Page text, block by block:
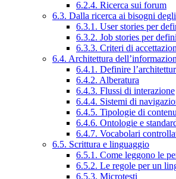
6.2.4. Ricerca sui forum
6.3. Dalla ricerca ai bisogni
6.3.1. User stories per
6.3.2. Job stories per
6.3.3. Criteri di
6.4. Architettura
6.4.1. Definire
6.4.2. Alberatura
6.4.3. Flussi di interazione
6.4.4. Sistemi di
6.4.5. Tipologie di
6.4.6. Ontologie e
6.4.7. Vocabolari
6.5. Scrittura e linguaggio
6.5.1. Come leggono le
6.5.2. Le regole per un
6.5.3. Microtesti